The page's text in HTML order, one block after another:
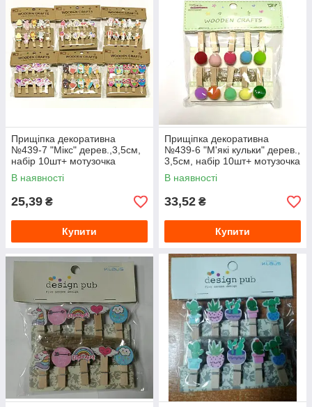
Прищіпка декоративна
№439-7 "Мікс" дерев.,3,5см,
набір 10шт+ мотузочка
В наявності
25,39 ₴
Купити
Прищіпка декоративна
№439-6 "М'які кульки" дерев.,
3,5см, набір 10шт+ мотузочка
В наявності
33,52 ₴
Купити